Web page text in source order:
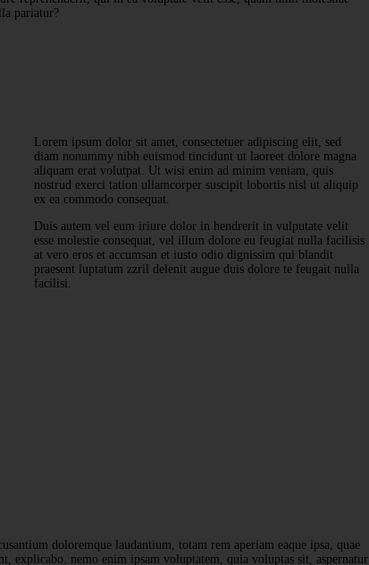
pariatur?
Lorem ipsum dolor sit amet, consectetuer adipiscing elit, sed
diam nonummy nibh euismod tincidunt ut laoreet dolore magna
aliquam erat volutpat. Ut wisi enim ad minim veniam, quis
nostrud exerci tation ullamcorper suscipit lobortis nisl ut aliquip
ex ea commodo consequat.
Duis autem vel eum iriure dolor in hendrerit in vulputate velit
esse molestie consequat, vel illum dolore eu feugiat nulla facilisis
at vero eros et accumsan et iusto odio dignissim qui blandit
praesent luptatum zzril delenit augue duis dolore te feugait nulla
facilisi.
doloremque laudantium, totam rem aperiam eaque ipsa, quae
explicabo. nemo enim ipsam voluptatem, quia voluptas sit, aspernatur